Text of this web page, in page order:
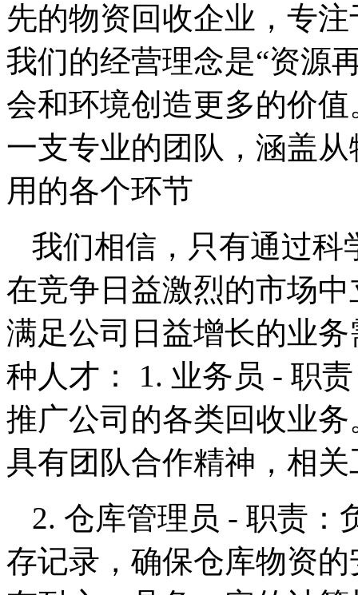
先的物资回收企业，专
我们的经营理念是“资源
会和环境创造更多的价
一支专业的团队，涵盖
用的各个环节
我们相信，只有通过科
在竞争日益激烈的市场
满足公司日益增长的业
种人才： 1. 业务员 - 职
推广公司的各类回收业
具有团队合作精神，相
2. 仓库管理员 - 职责：
存记录，确保仓库物资